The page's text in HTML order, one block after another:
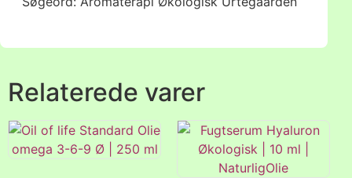
Relaterede varer